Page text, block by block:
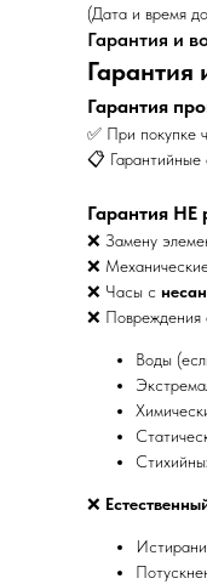
(Дата и время
Гарантия и
Гарантия
Гарантия
✅ При покупке
📋 Гарантийные
Гарантия НЕ
❌ Замену
❌
❌ Часы с
❌ Повреждения
Воды
❌